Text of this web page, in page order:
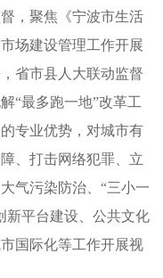
，聚焦《宁波市生活
场建设管理工作开展
省市县人大联动监督
“最多跑一地”改革工
专业优势，对城市有
、打击网络犯罪、立
气污染防治、“三小一
新平台建设、公共文化
国际化等工作开展视